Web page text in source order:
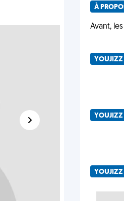
À
Avant,
YOUJIZZ
YOUJIZZ
YOUJIZZ